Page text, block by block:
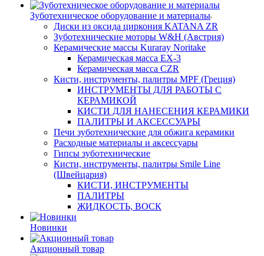
Зуботехническое оборудование и материалы
Диски из оксида циркония KATANA ZR
Зуботехнические моторы W&H (Австрия)
Керамические массы Kuraray Noritake
Керамическая масса EX-3
Керамическая масса CZR
Кисти, инструменты, палитры MPF (Греция)
ИНСТРУМЕНТЫ ДЛЯ РАБОТЫ С
КЕРАМИКОЙ
КИСТИ ДЛЯ НАНЕСЕНИЯ КЕРАМИКИ
ПАЛИТРЫ И АКСЕССУАРЫ
Печи зуботехнические для обжига керамики
Расходные материалы и аксессуары
Гипсы зуботехнические
Кисти, инструменты, палитры Smile Line
(Швейцария)
КИСТИ, ИНСТРУМЕНТЫ
ПАЛИТРЫ
ЖИДКОСТЬ, ВОСК
Новинки
Акционный товар